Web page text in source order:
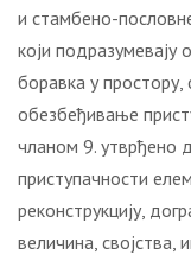
и стамбено-
који
боравка у
обезбеђивање
чланом 9. утврђено
приступачности
реконструкцију,
величина, својства,